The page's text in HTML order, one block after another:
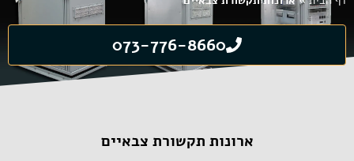
073-776-8660
ארונות תקשורת צבאיים